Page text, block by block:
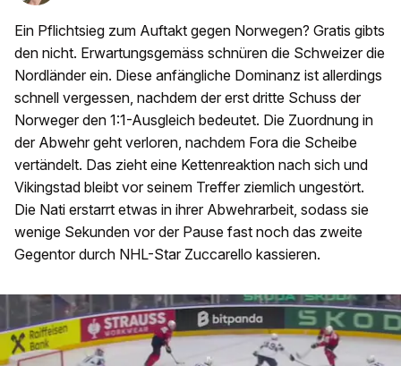
Ein Pflichtsieg zum Auftakt gegen Norwegen? Gratis gibts
den nicht. Erwartungsgemäss schnüren die Schweizer die
Nordländer ein. Diese anfängliche Dominanz ist allerdings
schnell vergessen, nachdem der erst dritte Schuss der
Norweger den 1:1-Ausgleich bedeutet. Die Zuordnung in
der Abwehr geht verloren, nachdem Fora die Scheibe
vertändelt. Das zieht eine Kettenreaktion nach sich und
Vikingstad bleibt vor seinem Treffer ziemlich ungestört.
Die Nati erstarrt etwas in ihrer Abwehrarbeit, sodass sie
wenige Sekunden vor der Pause fast noch das zweite
Gegentor durch NHL-Star Zuccarello kassieren.